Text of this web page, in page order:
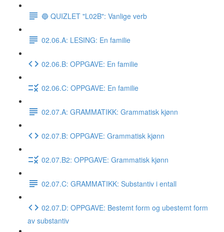
🔵 QUIZLET "L02B": Vanlige verb
02.06.A: LESING: En familie
02.06.B: OPPGAVE: En familie
02.06.C: OPPGAVE: En familie
02.07.A: GRAMMATIKK: Grammatisk kjønn
02.07.B: OPPGAVE: Grammatisk kjønn
02.07.B2: OPPGAVE: Grammatisk kjønn
02.07.C: GRAMMATIKK: Substantiv i entall
02.07.D: OPPGAVE: Bestemt form og ubestemt form
av substantiv